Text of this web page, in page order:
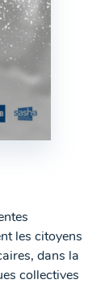
les citoyens
dans la
collectives